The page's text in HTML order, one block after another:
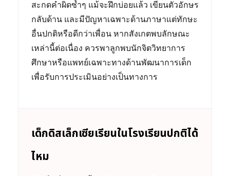
สะกดคำผิดซ้ำๆ แม้จะฝึกบ่อยแล้ว เขียนตัวอักษร
กลับด้าน และมีปัญหาเฉพาะด้านภาษาแต่ทักษะ
อื่นปกติหรือดีกว่าเพื่อน หากสังเกตพบลักษณะ
เหล่านี้ต่อเนื่อง ควรพาลูกพบนักจิตวิทยาการ
ศึกษาหรือแพทย์เฉพาะทางด้านพัฒนาการเด็ก
เพื่อรับการประเมินอย่างเป็นทางการ
เด็กดิสเล็กเซียเรียนในโรงเรียนปกติได้
ไหม